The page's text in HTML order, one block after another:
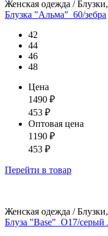
Женская одежда /
Блузка "Альма"_60/зебра
42
44
46
48
Цена
1490 ₽
453 ₽
Оптовая цена
1190 ₽
453 ₽
Перейти в товар
Женская одежда /
Блуза "Base"_О17/серый